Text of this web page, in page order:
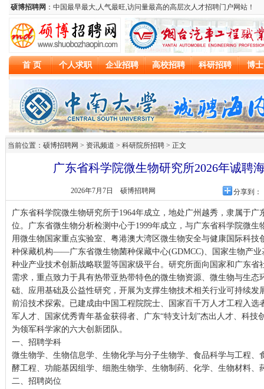
当前位置：硕博招聘网 > 资讯频道 > 科研院所招聘 > 正文
广东省科学院微生物研究所2026年诚聘
2026年7月7日 硕博招聘网 分享到：
广东省科学院微生物研究所于1964年成立，地处广州越秀，隶属于
位。广东省微生物分析检测中心于1999年成立，与广东省科学院微生
用微生物国家重点实验室、粤港澳大湾区微生物安全与健康国际科技
种保藏机构——广东省微生物菌种保藏中心(GDMCC)、国家生物产业
种业产业技术创新战略联盟等国家级平台。研究所面向国家和广东省
需求，重点致力于具有热带亚热带特色的微生物资源、微生物与生态
础、应用基础及公益性研究，开展为支撑生物技术相关行业可持续发
前沿技术探索。已建成由中国工程院院士、国家百千万人才工程入选
军人才、国家优秀青年基金获得者、广东“特支计划”杰出人才、科技
为领军科学家的六大创新团队。
一、招聘学科
微生物学、生物信息学、生物化学与分子生物学、食品科学与工程、
酵工程、功能基因组学、细胞生物学、生物制药、化学、生物材料、
二、招聘岗位